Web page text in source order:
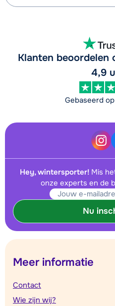
Klanten beoordelen
4,9
Gebaseerd op
Hey, wintersporter! Mis
onze experts en de
Nu
Meer informatie
Contact
Wie zijn wij?